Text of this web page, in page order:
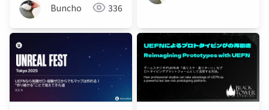
Buncho 336